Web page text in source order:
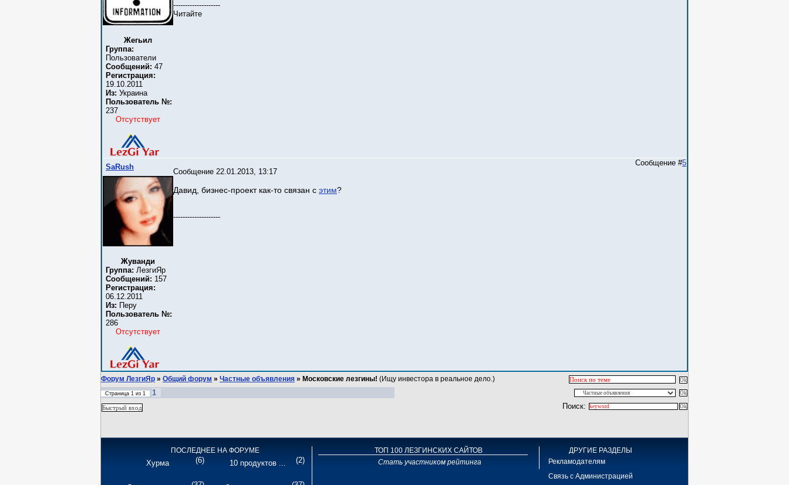
Жегьил
Группа:
Пользователи
Сообщений: 47
Регистрация:
19.10.2011
Из: Украина
Пользователь №:
237
Отсутствует
--------------------
Читайте
SaRush
Сообщение 22.01.2013, 13:17
Сообщение #5
Жуванди
Группа: ЛезгиЯр
Сообщений: 157
Регистрация:
06.12.2011
Из: Перу
Пользователь №:
286
Отсутствует
Давид, бизнес-проект как-то связан с этим?
--------------------
Форум ЛезгиЯр » Общий форум » Частные объявления » Московские лезгины! (Ищу инвестора в реальное дело.)
Страница 1 из 1
1
Поиск:
ПОСЛЕДНЕЕ НА ФОРУМЕ
(6)
Хурма (2)
10 продуктов ...
ТОП 100 ЛЕЗГИНСКИХ САЙТОВ
Стать участником рейтинга
ДРУГИЕ РАЗДЕЛЫ
Рекламодателям
Связь с Администрацией